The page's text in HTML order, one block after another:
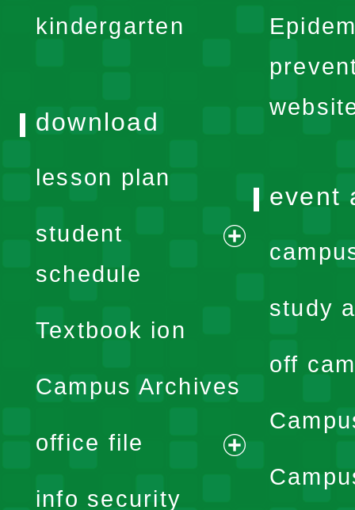
kindergarten
download
lesson plan
student
schedule
expand
menu
Textbook ion
Campus Archives
office file
expand
info security
event
study
off